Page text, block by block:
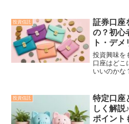
す。初めて
ちですが、
投資信託
証券口座
の？初心
ト・デ
投資興味を
口座はどこ
いいのかな
意点をお話
しますので
投資信託
特定口座
しく解説
ポイント